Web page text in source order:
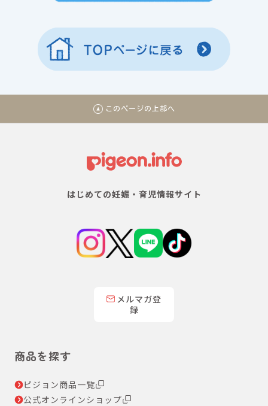
このページの上部へ
はじめての妊娠・育児情報サイト
メルマガ登
録
商品を探す
ピジョン商品一覧
公式オンラインショップ